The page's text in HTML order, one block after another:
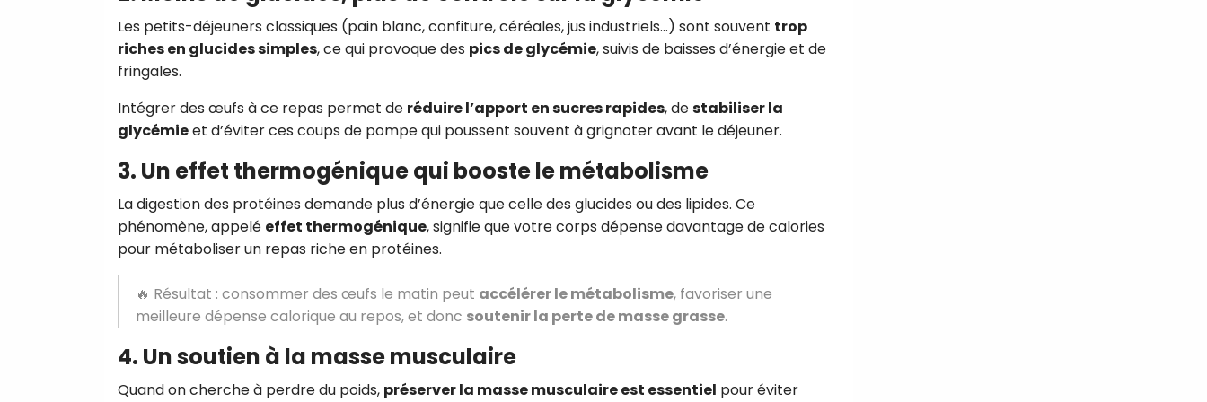
Les petits-déjeuners classiques (pain blanc, confiture, céréales, jus industriels…) sont souvent trop
riches en glucides simples, ce qui provoque des pics de glycémie, suivis de baisses d’énergie et de
fringales.
Intégrer des œufs à ce repas permet de réduire l’apport en sucres rapides, destabiliser la
glycémieet d’éviter ces coups de pompe qui poussent souvent à grignoter avant le déjeuner.
3. Un effet thermogénique qui booste le métabolisme
La digestion des protéines demande plus d’énergie que celle des glucides ou des lipides. Ce
phénomène, appelé effet thermogénique, signifie que votre corps dépense davantage de calories
pour métaboliser un repas riche en protéines.
🔥 Résultat : consommer des œufs le matin peut accélérer le métabolisme, favoriser une
meilleure dépense calorique au repos, et donc soutenir la perte de masse grasse.
4. Un soutien à la masse musculaire
Quand on cherche à perdre du poids, préserver la masse musculaire est essentiel pour éviter